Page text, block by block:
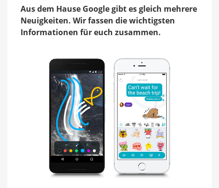
besser,
Google
Maps
genauer
Aus dem Hause Google gibt es gleich mehrere
Neuigkeiten. Wir fassen die wichtigsten
Informationen für euch zusammen.